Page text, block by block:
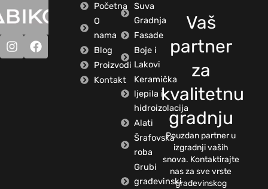
Početna
O
nama
Blog
Proizvodi
Kontakt
Suva
Gradnja
Fasade
Boje i
Lakovi
Keramička
ljepila i
hidroizolacija
Alati
Šrafovska
roba
Grubi
građevinski
Vaš
partner
za
kvalitetnu
gradnju
Pouzdan partner u
izgradnji vaših
snova. Kontaktirajte
nas za sve vrste
građevinskog